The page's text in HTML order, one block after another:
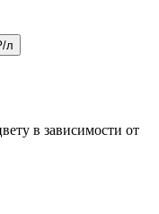
л
в зависимости от